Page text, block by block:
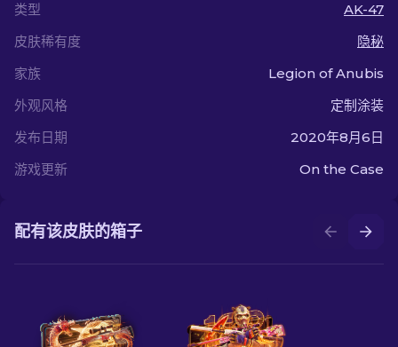
类型
AK-47
皮肤稀有度
隐秘
家族
Legion of Anubis
外观风格
定制涂装
发布日期
2020年8月6日
游戏更新
On the Case
配有该皮肤的箱子